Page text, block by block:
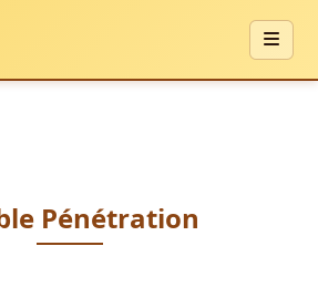
Pénétration